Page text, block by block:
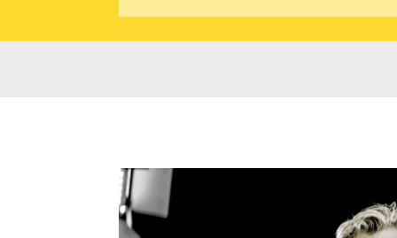
Pulsierendes Herz für Unternehmer und Industrielle